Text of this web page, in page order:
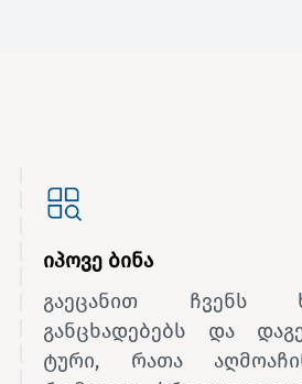
იპოვე ბინა
გაეცანით ჩვენს
განცხადებებს და
ტური, რათა